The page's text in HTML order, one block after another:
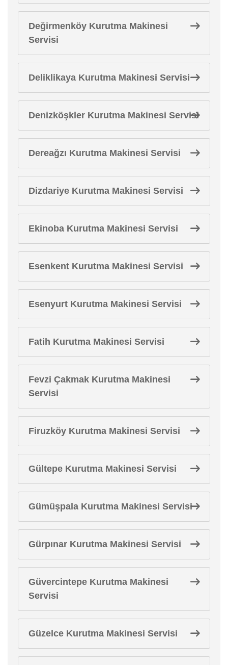
Değirmenköy Kurutma Makinesi
Servisi
Deliklikaya Kurutma Makinesi Servisi
Denizköşkler Kurutma Makinesi Servisi
Dereağzı Kurutma Makinesi Servisi
Dizdariye Kurutma Makinesi Servisi
Ekinoba Kurutma Makinesi Servisi
Esenkent Kurutma Makinesi Servisi
Esenyurt Kurutma Makinesi Servisi
Fatih Kurutma Makinesi Servisi
Fevzi Çakmak Kurutma Makinesi
Servisi
Firuzköy Kurutma Makinesi Servisi
Gültepe Kurutma Makinesi Servisi
Gümüşpala Kurutma Makinesi Servisi
Gürpınar Kurutma Makinesi Servisi
Güvercintepe Kurutma Makinesi
Servisi
Güzelce Kurutma Makinesi Servisi